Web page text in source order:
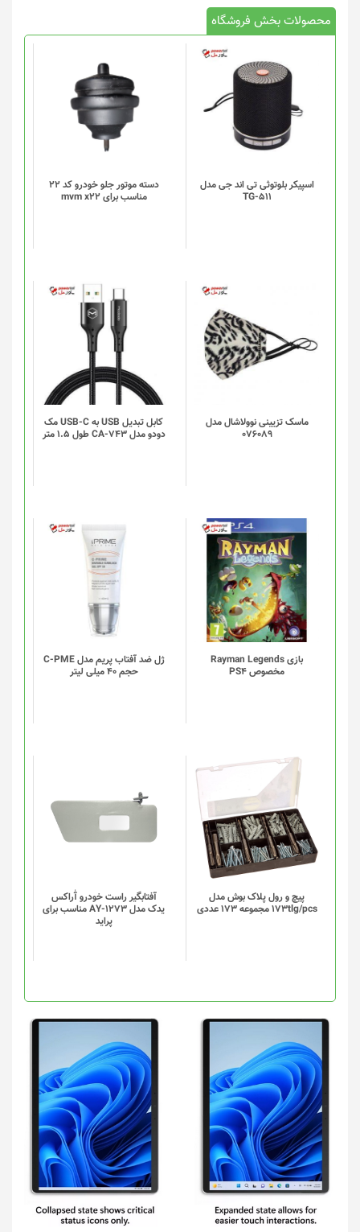
محصولات بخش فروشگاه
اسپیکر بلوتوثی تی اند جی مدل
TG-511
دسته موتور جلو خودرو کد 22
مناسب برای mvm x22
ماسک تزیینی نوولاشال مدل
076089
کابل تبدیل USB به USB-C مک
دودو مدل CA-743 طول 1.5 متر
بازی Rayman Legends
مخصوص PS4
ژل ضد آفتاب پریم مدل C-PME
حجم 40 میلی لیتر
پیچ و رول پلاک بوش مدل
173tlg/pcs مجموعه 173 عددی
محصول
دارای
انواع
مختلفی
می
باشد.
گزینه
ها
محصول
انتخاب
آفتابگیر راست خودرو آٰراکس
یدک مدل AY-1273 مناسب برای
پراید
محصول
دارای
انواع
مختلفی
گزینه
ها
محصول
انتخاب